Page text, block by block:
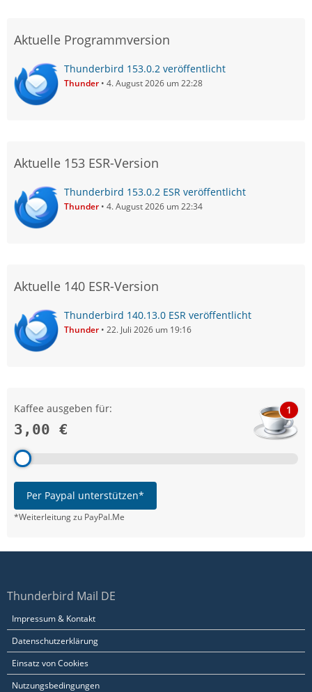
Aktuelle Programmversion
Thunderbird 153.0.2 veröffentlicht
Thunder 4. August 2026 um 22:28
Aktuelle 153 ESR-Version
Thunderbird 153.0.2 ESR veröffentlicht
Thunder 4. August 2026 um 22:34
Aktuelle 140 ESR-Version
Thunderbird 140.13.0 ESR veröffentlicht
Thunder 22. Juli 2026 um 19:16
Kaffee ausgeben für:
3,00 €
1
Per Paypal unterstützen*
*Weiterleitung zu PayPal.Me
Thunderbird Mail DE
Impressum & Kontakt
Datenschutzerklärung
Einsatz von Cookies
Nutzungsbedingungen